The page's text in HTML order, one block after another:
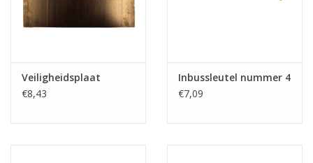
Veiligheidsplaat
€8,43
Inbussleutel nummer 4
€7,09